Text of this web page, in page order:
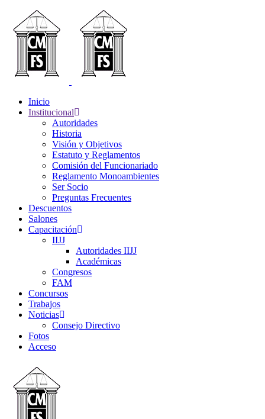
Inicio
Institucional
Autoridades
Historia
Visión y Objetivos
Estatuto y Reglamentos
Comisión del Funcionariado
Reglamento Monoambientes
Ser Socio
Preguntas Frecuentes
Descuentos
Salones
Capacitación
IIJJ
Autoridades IIJJ
Académicas
Congresos
FAM
Concursos
Trabajos
Noticias
Consejo Directivo
Fotos
Acceso